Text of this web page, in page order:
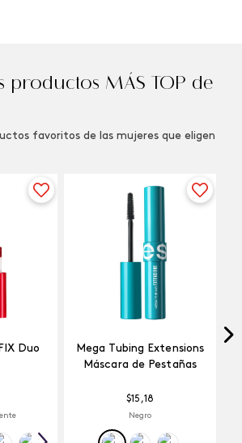
productos MÁS TOP de
favoritos de las mujeres que eligen
Duo
Mega Tubing Extensions
Máscara de Pestañas
$15 ,18
Negro